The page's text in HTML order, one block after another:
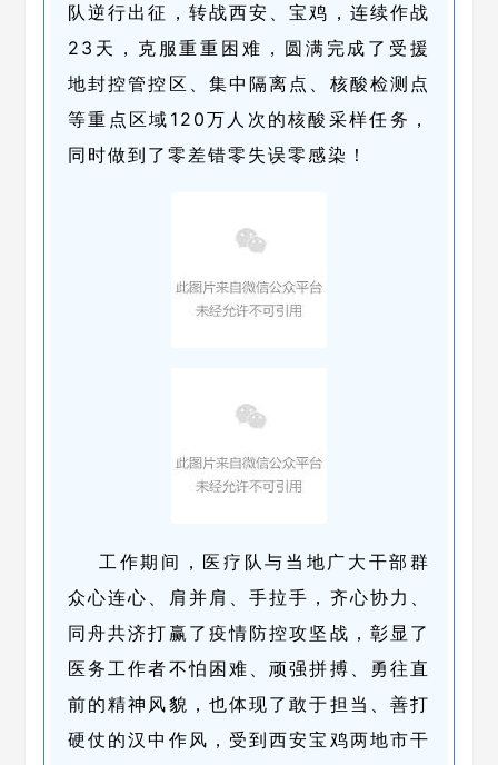
队逆行出征，转战西安、宝鸡，连续作战
23天，克服重重困难，圆满完成了受援
地封控管控区、集中隔离点、核酸检测点
等重点区域120万人次的核酸采样任务，
同时做到了零差错零失误零感染！
工作期间，医疗队与当地广大干部群
众心连心、肩并肩、手拉手，齐心协力、
同舟共济打赢了疫情防控攻坚战，彰显了
医务工作者不怕困难、顽强拼搏、勇往直
前的精神风貌，也体现了敢于担当、善打
硬仗的汉中作风，受到西安宝鸡两地市干